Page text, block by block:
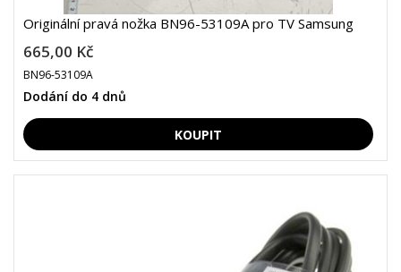
Originální pravá nožka BN96-53109A pro TV Samsung
665,00 Kč
BN96-53109A
Dodání do 4 dnů